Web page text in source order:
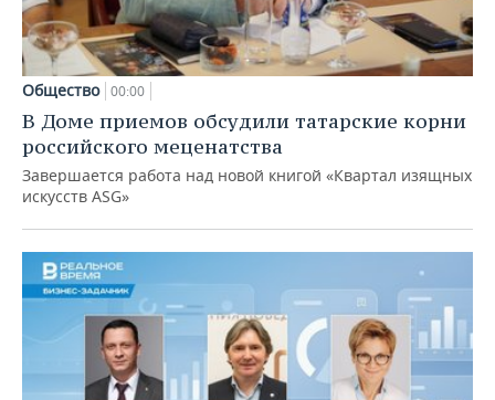
Общество 00:00
В Доме приемов обсудили татарские корни
российского меценатства
Завершается работа над новой книгой «Квартал изящных
искусств ASG»